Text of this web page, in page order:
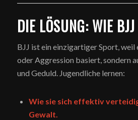
DIE LÖSUNG: WIE
BJJ ist ein einzigartiger Sport,
oder Aggression basiert, sondern
und Geduld. Jugendliche lernen:
Wie sie sich effektiv
Gewalt.